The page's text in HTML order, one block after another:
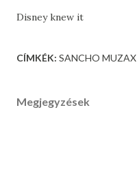
Disney knew it
CÍMKÉK: SANCHO MUZAX
Megjegyzések